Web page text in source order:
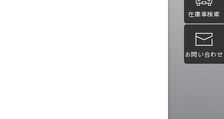
在庫車検索
お問い合わせ